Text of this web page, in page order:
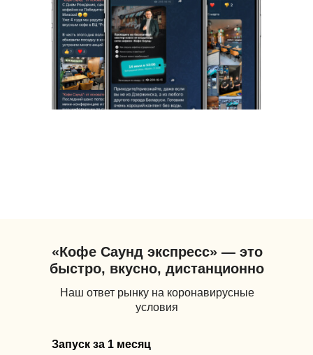
«Кофе Саунд экспресс» — это
быстро, вкусно, дистанционно
Наш ответ рынку на коронавирусные
условия
Запуск за 1 месяц